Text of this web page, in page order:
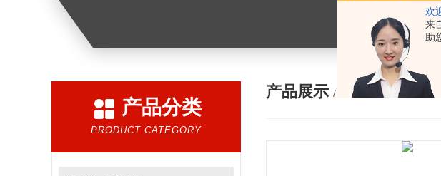
欢
来
助
产品分类
PRODUCT CATEGORY
产品展示 / PRODUCTS